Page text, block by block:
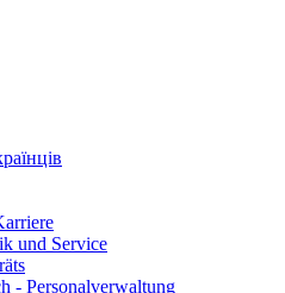
und Service
- Personalverwaltung